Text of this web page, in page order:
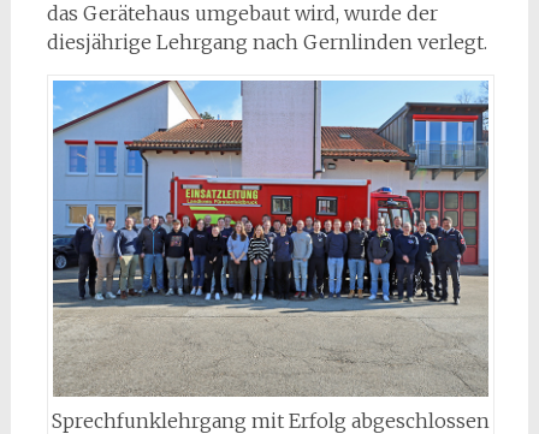
das Gerätehaus umgebaut wird, wurde der
diesjährige Lehrgang nach Gernlinden verlegt.
Sprechfunklehrgang mit Erfolg abgeschlossen